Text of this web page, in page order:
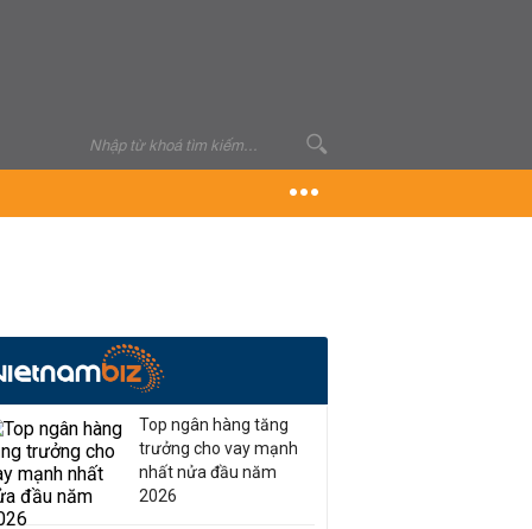
Top ngân hàng tăng
trưởng cho vay mạnh
nhất nửa đầu năm
2026